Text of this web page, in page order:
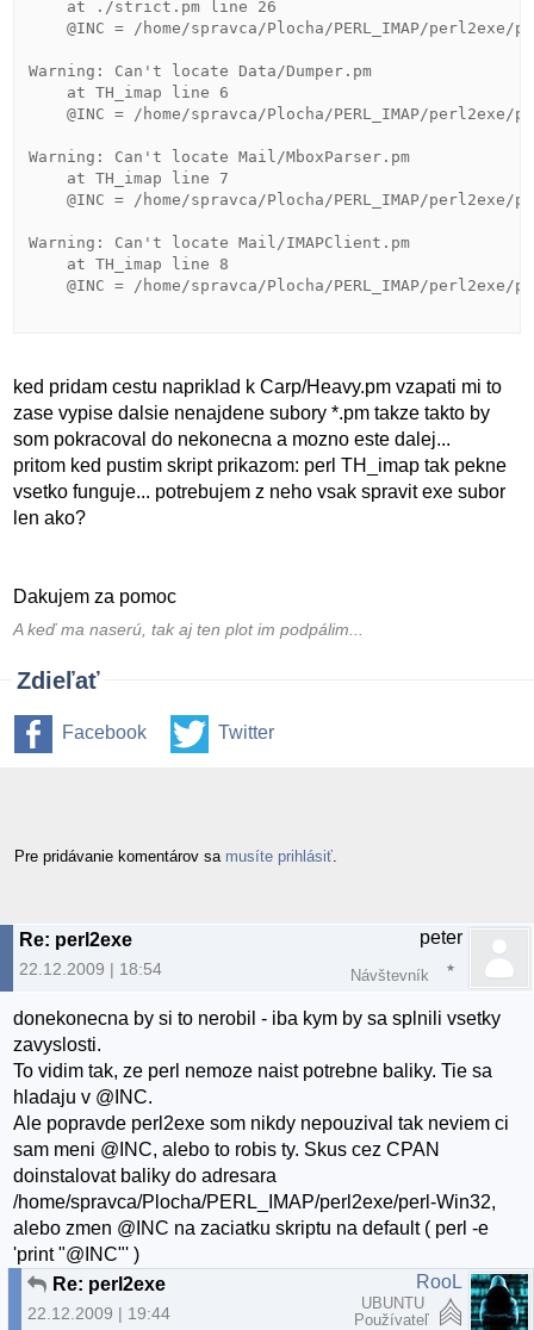
    at ./strict.pm line 26
@INC = /home/spravca/Plocha/PERL_IMAP/perl2exe/
Warning: Can't locate Data/Dumper.pm
    at TH_imap line 6
@INC = /home/spravca/Plocha/PERL_IMAP/perl2exe/
Warning: Can't locate Mail/MboxParser.pm
    at TH_imap line 7
@INC = /home/spravca/Plocha/PERL_IMAP/perl2exe/
Warning: Can't locate Mail/IMAPClient.pm
    at TH_imap line 8
@INC = /home/spravca/Plocha/PERL_IMAP/perl2exe/
ked pridam cestu napriklad k Carp/Heavy.pm vzapati mi to
zase vypise dalsie nenajdene subory *.pm takze takto by
som pokracoval do nekonecna a mozno este dalej...
pritom ked pustim skript prikazom: perl TH_imap tak pekne
vsetko funguje... potrebujem z neho vsak spravit exe subor
len ako?
Dakujem za pomoc
A keď ma naserú, tak aj ten plot im podpálim...
Zdieľať
Facebook Twitter
Pre pridávanie komentárov sa musíte prihlásiť
Re: perl2exe
22.12.2009 | 18:54
peter
Návštevník
donekonecna by si to nerobil - iba kym by sa splnili vsetky
zavyslosti.
To vidim tak, ze perl nemoze naist potrebne baliky. Tie sa
hladaju v @INC.
Ale popravde perl2exe som nikdy nepouzival tak neviem ci
sam meni @INC, alebo to robis ty. Skus cez CPAN
doinstalovat baliky do adresara
/home/spravca/Plocha/PERL_IMAP/perl2exe/perl-Win32,
alebo zmen @INC na zaciatku skriptu na default ( perl -e
'print "@INC"' )
Re: perl2exe
22.12.2009 | 19:44
RooL
UBUNTU
Používateľ